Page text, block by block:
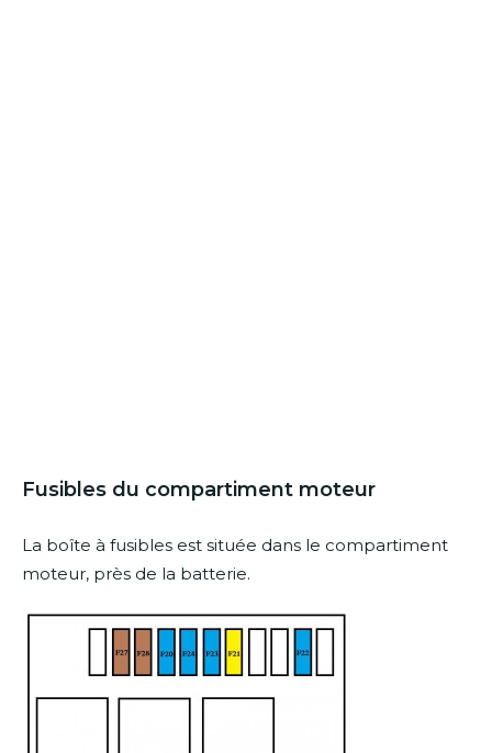
Fusibles du compartiment moteur
La boîte à fusibles est située dans le compartiment
moteur, près de la batterie.